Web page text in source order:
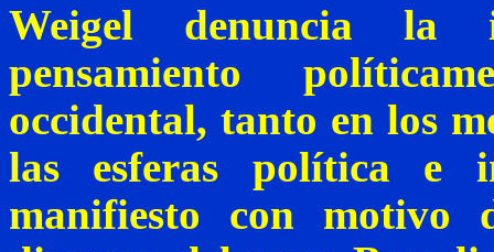
Weigel denuncia la
pensamiento
occidental, tanto en los
las esferas política e
manifiesto con motivo